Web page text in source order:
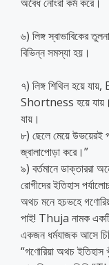
৬) লিঙ্গ স্বাভাবিকের
বিভিন্ন সমস্যা হয়।
৭) লিঙ্গ শিথিল হয়ে
Shortness হয়ে যায়।
যায়।
৮) ছেলে মেয়ে উভয়েরই
জ্বালাপোড়া করে।”
৯) বর্তমানে ডাক্তাররা
রোগীদের ইতিহাস
অথচ মনে হচভহে
পাই! Thuja নামক একটি
একজন ধর্মযাজক আসে
“গণোরিয়া অথচ